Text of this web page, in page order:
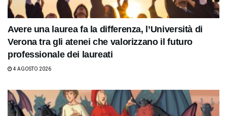
Avere una laurea fa la differenza, l’Università di
Verona tra gli atenei che valorizzano il futuro
professionale dei laureati
4 AGOSTO 2026